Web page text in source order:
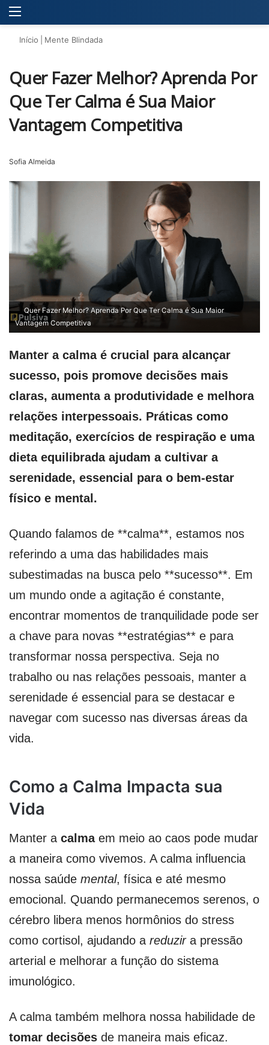
Início Mente Blindada
Quer Fazer Melhor? Aprenda Por
Que Ter Calma é Sua Maior
Vantagem Competitiva
Sofia Almeida
Quer Fazer Melhor? Aprenda Por Que Ter Calma é Sua Maior
Vantagem Competitiva
Manter a calma é crucial para alcançar
sucesso, pois promove decisões mais
claras, aumenta a produtividade e melhora
relações interpessoais. Práticas como
meditação, exercícios de respiração e uma
dieta equilibrada ajudam a cultivar a
serenidade, essencial para o bem-estar
físico e mental.
Quando falamos de **calma**, estamos nos
referindo a uma das habilidades mais
subestimadas na busca pelo **sucesso**. Em
um mundo onde a agitação é constante,
encontrar momentos de tranquilidade pode ser
a chave para novas **estratégias** e para
transformar nossa perspectiva. Seja no
trabalho ou nas relações pessoais, manter a
serenidade é essencial para se destacar e
navegar com sucesso nas diversas áreas da
vida.
Como a Calma Impacta sua
Vida
Manter a calmaem meio ao caos pode mudar
a maneira como vivemos. A calma influencia
nossa saúde mental, física e até mesmo
emocional. Quando permanecemos serenos, o
cérebro libera menos hormônios do stress
como cortisol, ajudando a reduzira pressão
arterial e melhorar a função do sistema
imunológico.
A calma também melhora nossa habilidade de
tomar decisões de maneira mais eficaz.